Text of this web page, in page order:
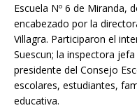
Escuela Nº 6 de Miranda,
encabezado por la
Villagra. Participaron el
Suescun; la inspectora
presidente del Consejo
escolares, estudiantes,
educativa.